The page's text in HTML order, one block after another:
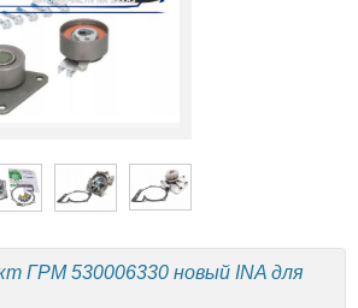
ГРМ 530006330 новый INA для